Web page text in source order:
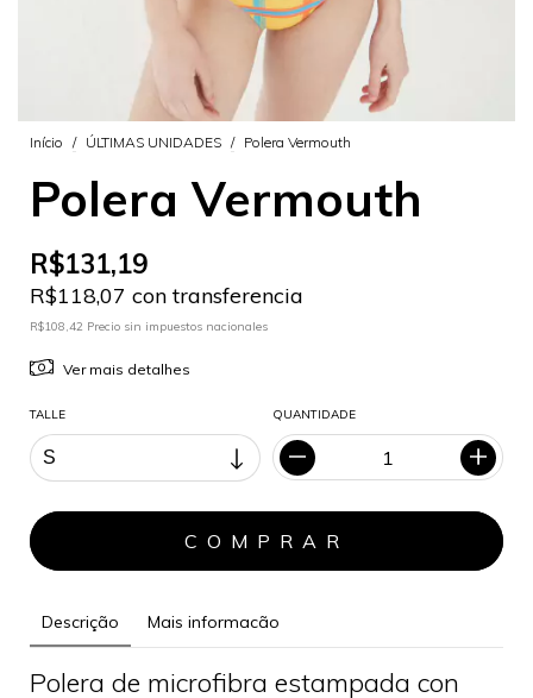
Início / ÚLTIMAS UNIDADES / Polera Vermouth
Polera Vermouth
R$131,19
R$118,07 con transferencia
R$108,42 Precio sin impuestos nacionales
Ver mais detalhes
TALLE QUANTIDADE
Descrição Mais informacão
Polera de microfibra estampada con